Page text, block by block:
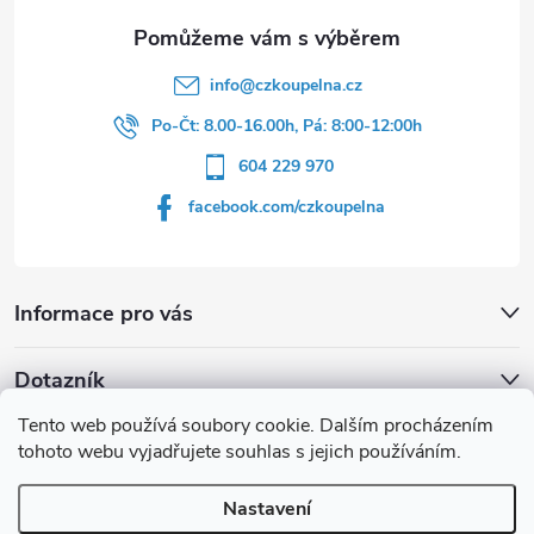
Tento web používá soubory cookie. Dalším procházením
tohoto webu vyjadřujete souhlas s jejich používáním.
Nastavení
Informace pro vás
info@czkoupelna.cz
Po-Čt: 8.00-16.00h, Pá: 8:00-12:00h
604 229 970
facebook.com/czkoupelna
Dotazník
Líbí se vám u sprchového koutu rám barvě
Počet hlasů:149